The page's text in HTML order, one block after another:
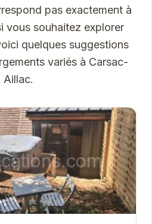
pas exactement à
vous souhaitez explorer
quelques suggestions
variés à Carsac-
Aillac.